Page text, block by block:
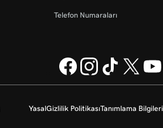
Telefon Numaraları
YasalGizlilik PolitikasıTanımlama Bilgileri